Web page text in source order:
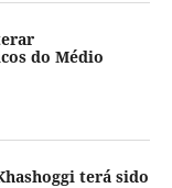
do Médio
terá sido